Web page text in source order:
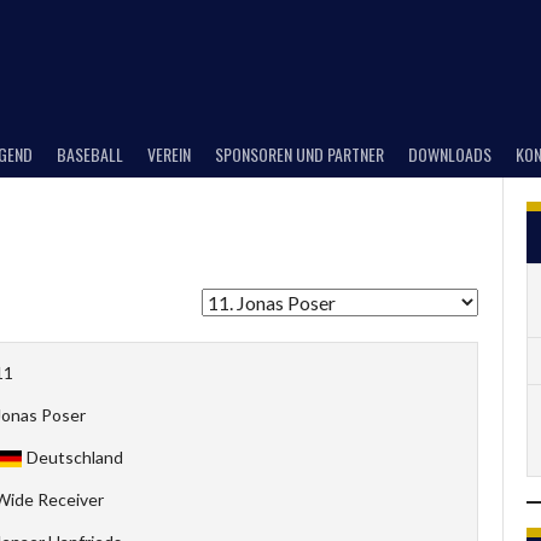
BASEBALL VEREIN SPONSOREN UND PARTNER DOWNLOADS
Poser
Deutschland
Receiver